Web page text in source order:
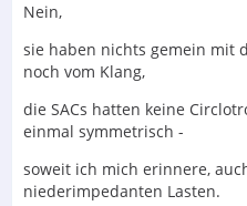
Nein,
sie haben nichts gemein mit
noch vom Klang,
die SACs hatten keine
einmal symmetrisch -
soweit ich mich erinnere,
niederimpedanten Lasten.